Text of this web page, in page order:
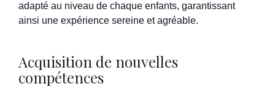
adapté au niveau de chaque enfants, garantissant
ainsi une expérience sereine et agréable.
Acquisition de nouvelles
compétences